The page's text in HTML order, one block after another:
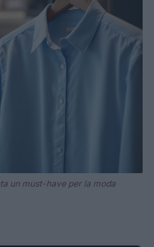
un must-have per la moda